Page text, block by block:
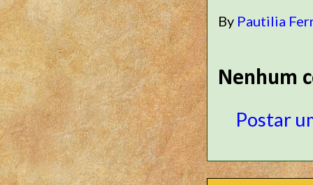
By Pautilia
Nenhum
Postar